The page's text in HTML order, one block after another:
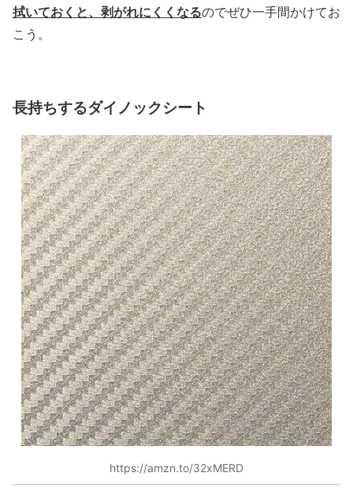
拭いておくと、剥がれにくくなるのでぜひ一手間かけてお
こう。
長持ちするダイノックシート
https://amzn.to/32xMERD